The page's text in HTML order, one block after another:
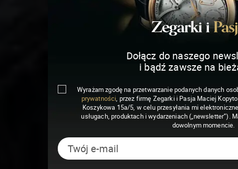
Dołącz do naszego
i bądź zawsze na
Wyrażam zgodę na przetwarzanie podanych danych
prywatności, przez firmę Zegarki i Pasja Maciej
Koszykowa 15a/5, w celu przesyłania mi
usługach, produktach i wydarzeniach („newsletter”).
dowolnym momencie.